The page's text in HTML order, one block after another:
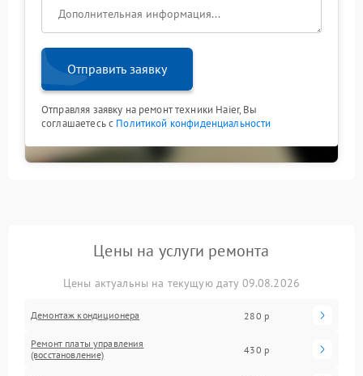
Отправить заявку
Отправляя заявку на ремонт техники Haier, Вы
соглашаетесь с Политикой конфиденциальности
Цены на услуги ремонта
Цены актуальны на текущую дату 09.08.2026
Демонтаж кондиционера 280 р
Ремонт платы управления
(восстановление)
430 р